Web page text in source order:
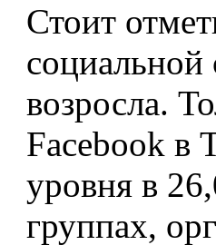
Стоит
социальной
возросла.
Facebook в
уровня в
группах,